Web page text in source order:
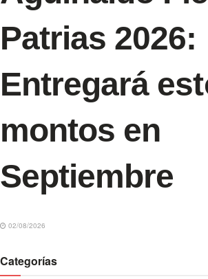
Patrias 2026:
Entregará
montos en
Septiembre
02/08/2026
Categorías